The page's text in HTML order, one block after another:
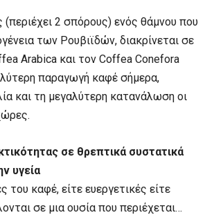
2 σπόρους) ενός θάμνου που
των Ρουβιϊδών, διακρίνεται σε
Arabica και τον Coffea Conefora
παραγωγή καφέ σήμερα,
και τη μεγαλύτερη κατανάλωση οι
σε θρεπτικά συστατικά
υγεία
του καφέ, είτε ευεργετικές είτε
σε μια ουσία που περιέχεται…